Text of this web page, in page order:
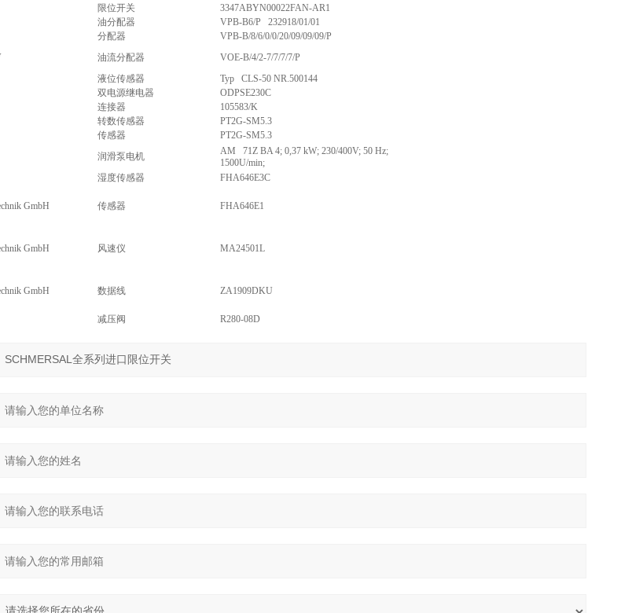
限位开关
3347ABYN00022FAN-AR1
油分配器
VPB-B6/P 232918/01/01
分配器
VPB-B/8/6/0/0/20/09/09/09/P
油流分配器
VOE-B/4/2-7/7/7/7/P
液位传感器
Typ CLS-50 NR.500144
双电源继电器
ODPSE230C
连接器
105583/K
转数传感器
PT2G-SM5.3
传感器
PT2G-SM5.3
润滑泵电机
AM 71Z BA 4; 0,37 kW; 230/400V; 50 Hz;
1500U/min;
湿度传感器 FHA646E3C
GmbH 传感器 FHA646E1
GmbH 风速仪 MA24501L
GmbH 数据线 ZA1909DKU
减压阀 R280-08D